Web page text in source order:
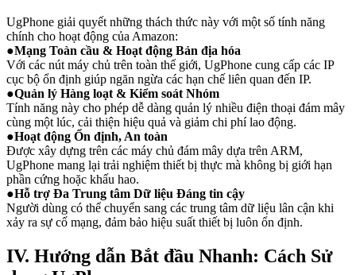
UgPhone giải quyết những thách thức này với một số tính năng
chính cho hoạt động của Amazon:
●Mạng Toàn cầu & Hoạt động Bản địa hóa
Với các nút máy chủ trên toàn thế giới, UgPhone cung cấp các IP
cục bộ ổn định giúp ngăn ngừa các hạn chế liên quan đến IP.
●Quản lý Hàng loạt & Kiểm soát Nhóm
Tính năng này cho phép dễ dàng quản lý nhiều điện thoại đám mây
cùng một lúc, cải thiện hiệu quả và giảm chi phí lao động.
●Hoạt động Ổn định, An toàn
Được xây dựng trên các máy chủ đám mây dựa trên ARM,
UgPhone mang lại trải nghiệm thiết bị thực mà không bị giới hạn
phần cứng hoặc khấu hao.
●Hỗ trợ Đa Trung tâm Dữ liệu Đáng tin cậy
Người dùng có thể chuyển sang các trung tâm dữ liệu lân cận khi
xảy ra sự cố mạng, đảm bảo hiệu suất thiết bị luôn ổn định.
IV. Hướng dẫn Bắt đầu Nhanh: Cách Sử